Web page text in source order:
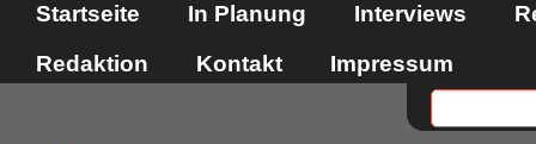
Startseite In Planung Interviews
Redaktion
Kontakt Impressum